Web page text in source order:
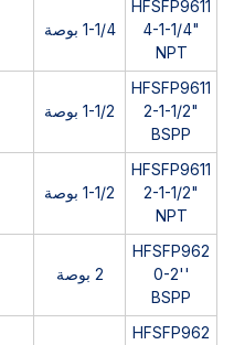
HFSFP9611
4-1-1/4"
NPT
1-1/4 بوصة
HFSFP9611
2-1-1/2"
BSPP
1-1/2 بوصة
HFSFP9611
2-1-1/2"
NPT
1-1/2 بوصة
HFSFP962
0-2''
BSPP
2 بوصة
HFSFP962